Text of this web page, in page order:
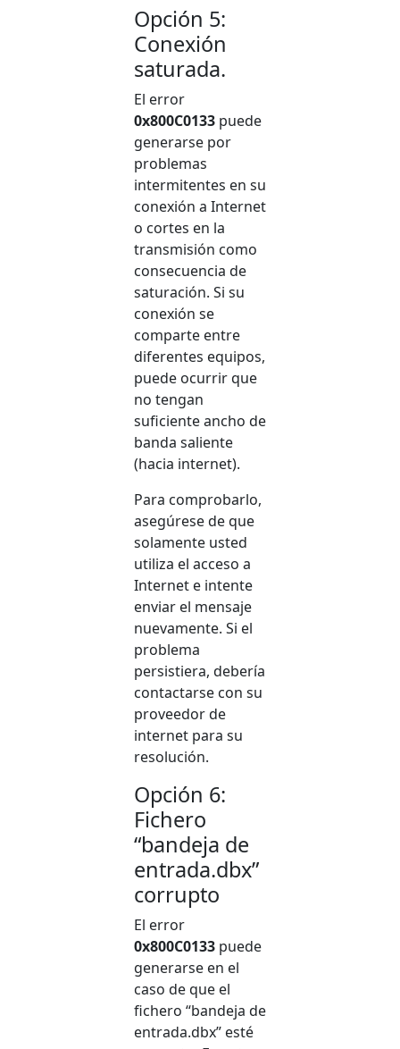
Opción 5:
Conexión
saturada.
El error
0x800C0133 puede
generarse por
problemas
intermitentes en su
conexión a Internet
o cortes en la
transmisión como
consecuencia de
saturación. Si su
conexión se
comparte entre
diferentes equipos,
puede ocurrir que
no tengan
suficiente ancho de
banda saliente
(hacia internet).
Para comprobarlo,
asegúrese de que
solamente usted
utiliza el acceso a
Internet e intente
enviar el mensaje
nuevamente. Si el
problema
persistiera, debería
contactarse con su
proveedor de
internet para su
resolución.
Opción 6:
Fichero
“bandeja de
entrada.dbx”
corrupto
El error
0x800C0133 puede
generarse en el
caso de que el
fichero “bandeja de
entrada.dbx” esté